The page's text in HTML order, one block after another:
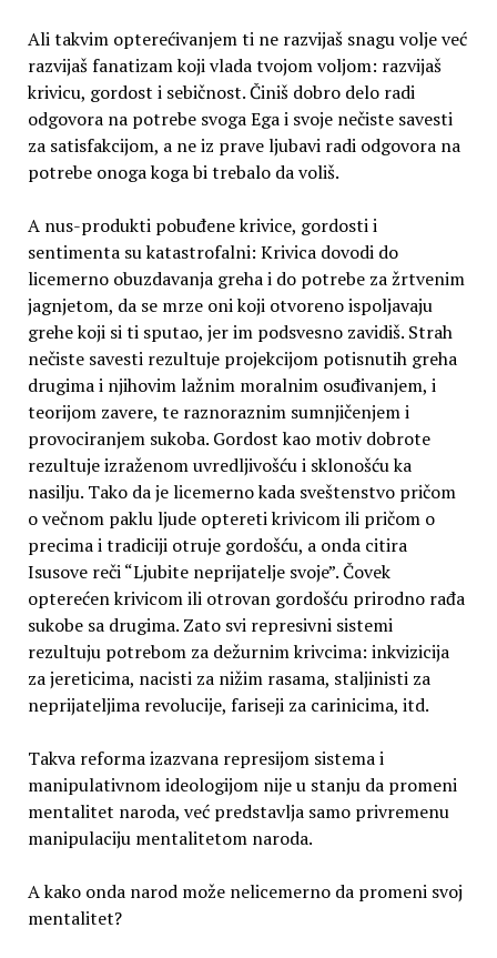
Ali takvim opterećivanjem ti ne razvijaš snagu volje već
razvijaš fanatizam koji vlada tvojom voljom: razvijaš
krivicu, gordost i sebičnost. Činiš dobro delo radi
odgovora na potrebe svoga Ega i svoje nečiste savesti
za satisfakcijom, a ne iz prave ljubavi radi odgovora na
potrebe onoga koga bi trebalo da voliš.
A nus-produkti pobuđene krivice, gordosti i
sentimenta su katastrofalni: Krivica dovodi do
licemerno obuzdavanja greha i do potrebe za žrtvenim
jagnjetom, da se mrze oni koji otvoreno ispoljavaju
grehe koji si ti sputao, jer im podsvesno zavidiš. Strah
nečiste savesti rezultuje projekcijom potisnutih greha
drugima i njihovim lažnim moralnim osuđivanjem, i
teorijom zavere, te raznoraznim sumnjičenjem i
provociranjem sukoba. Gordost kao motiv dobrote
rezultuje izraženom uvredljivošću i sklonošću ka
nasilju. Tako da je licemerno kada sveštenstvo pričom
o večnom paklu ljude optereti krivicom ili pričom o
precima i tradiciji otruje gordošću, a onda citira
Isusove reči “Ljubite neprijatelje svoje”. Čovek
opterećen krivicom ili otrovan gordošću prirodno rađa
sukobe sa drugima. Zato svi represivni sistemi
rezultuju potrebom za dežurnim krivcima: inkvizicija
za jereticima, nacisti za nižim rasama, staljinisti za
neprijateljima revolucije, fariseji za carinicima, itd.
Takva reforma izazvana represijom sistema i
manipulativnom ideologijom nije u stanju da promeni
mentalitet naroda, već predstavlja samo privremenu
manipulaciju mentalitetom naroda.
A kako onda narod može nelicemerno da promeni svoj
mentalitet?